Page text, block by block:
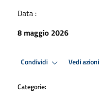
Data :
8 maggio 2026
Condividi Vedi azioni
Categorie: